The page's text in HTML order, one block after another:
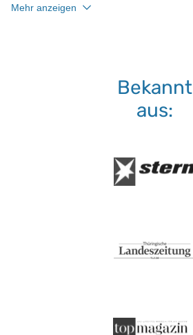
Mehr anzeigen
Bekannt
aus: